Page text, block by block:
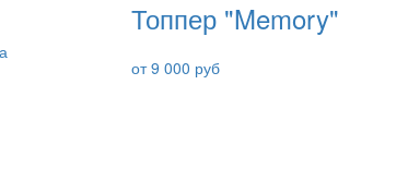
Топпер "Memory"
от 9 000 руб